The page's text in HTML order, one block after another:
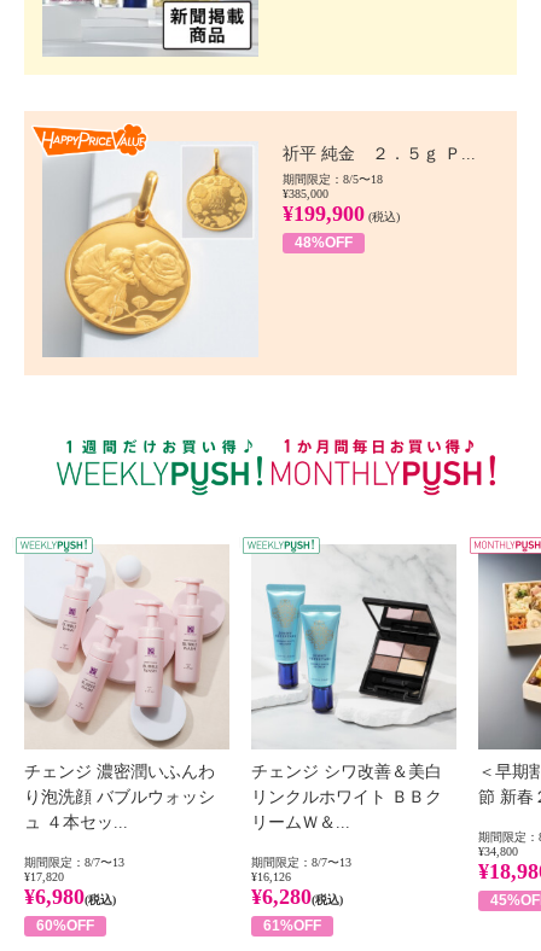
祈平 純金 ２．５ｇ Ｐ...
期間限定：8/5〜18
¥385,000
¥199,900 (税込)
48%OFF
WEEKLY PUSH
チェンジ 濃密潤いふんわ
り泡洗顔 バブルウォッシ
ュ ４本セッ...
期間限定：8/7〜13
¥17,820
¥6,980(税込)
60%OFF
チェンジ シワ改善＆美白
リンクルホワイト ＢＢク
リームＷ＆...
期間限定：8/7〜13
¥16,126
¥6,280(税込)
61%OFF
＜早期
節 新春
期間限定：
¥34,800